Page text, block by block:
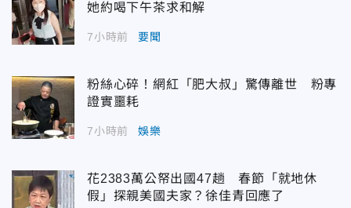
她約喝下午茶求和解
7小時前 要聞
粉絲心碎！網紅「肥大叔」驚傳離世 粉專
證實噩耗
7小時前 娛樂
花2383萬公帑出國47趟 春節「就地休
假」探親美國夫家？徐佳青回應了